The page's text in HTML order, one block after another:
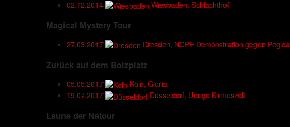
02.12.2014 Wiesbaden, Schlachthof
Magical Mystery Tour
27.03.2017 Dresden, NOPE Demonstration gegen Pegida
Zurück auf dem Bolzplatz
05.05.2017
Köln, Gloria
19.07.2017
Düsseldorf, Uerige Kirmeszelt
Laune der Natour